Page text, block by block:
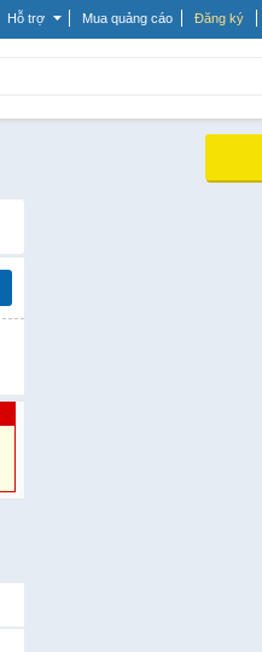
Hỗ trợ Mua quảng cáo Đăng ký